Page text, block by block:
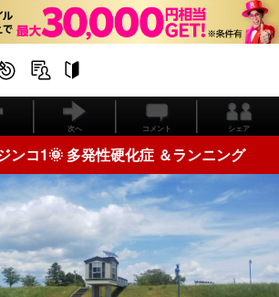
次へ コメント シェア
ンコ1🌞 多発性硬化症 ＆ランニング